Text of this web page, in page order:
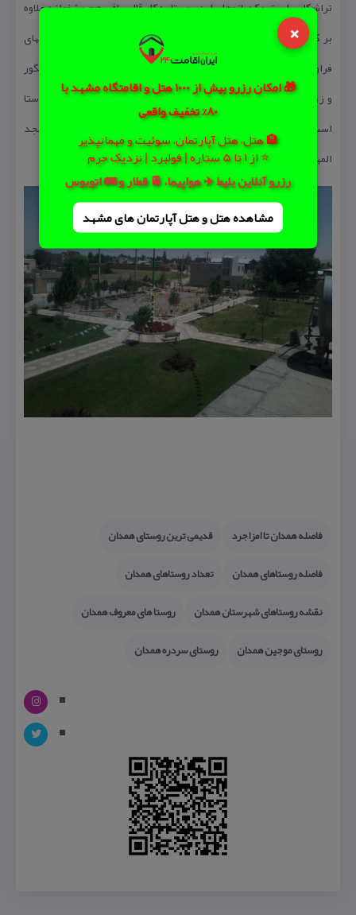
×
🎁 امکان رزرو بیش از 1000 هتل و اقامتگاه مشهد با
80% تخفیف واقعی
🏨 هتل، هتل آپارتمان، سوئیت و مهمانپذیر
⭐ از 1 تا 5 ستاره | فولبرد | نزدیک حرم
رزرو آنلاین بلیط ✈️ هواپیما، 🚆 قطار و 🚌 اتوبوس
مشاهده هتل و هتل‌ آپارتمان های مشهد
تراشكاری است و كدبانوهای این روستا به كار قالی بافی هم مشغولند علاوه
بر كشت محصولاتی چون گندم جو سیب زمینی و یونجه وجود باغهای
فراوان از منابع درآمدی در این روستا است كه می توان باغهای سیب انگور
و زردآلو را نام برد اما جاذبه های گردشگری بسیار زیبایی در این روستا
است از جمله رودخانه های دیدنی ،پل نارنجی ، حمام حاج مهدی و مسجد
المهدی از نقاط قدیمی و دیدنی در این روستا است.
فاصله همدان تا امزاجرد
قدیمی ترین روستای همدان
فاصله روستاهای همدان
تعداد روستاهای همدان
نقشه روستاهای شهرستان همدان
روستا های معروف همدان
روستای موجین همدان
روستای سردره همدان